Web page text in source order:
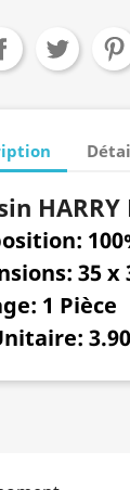
HARRY
35 x
1 Pièce